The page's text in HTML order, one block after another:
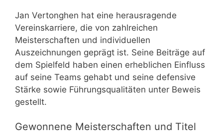
Jan Vertonghen hat eine herausragende
Vereinskarriere, die von zahlreichen
Meisterschaften und individuellen
Auszeichnungen geprägt ist. Seine Beiträge auf
dem Spielfeld haben einen erheblichen Einfluss
auf seine Teams gehabt und seine defensive
Stärke sowie Führungsqualitäten unter Beweis
gestellt.
Gewonnene Meisterschaften und Titel